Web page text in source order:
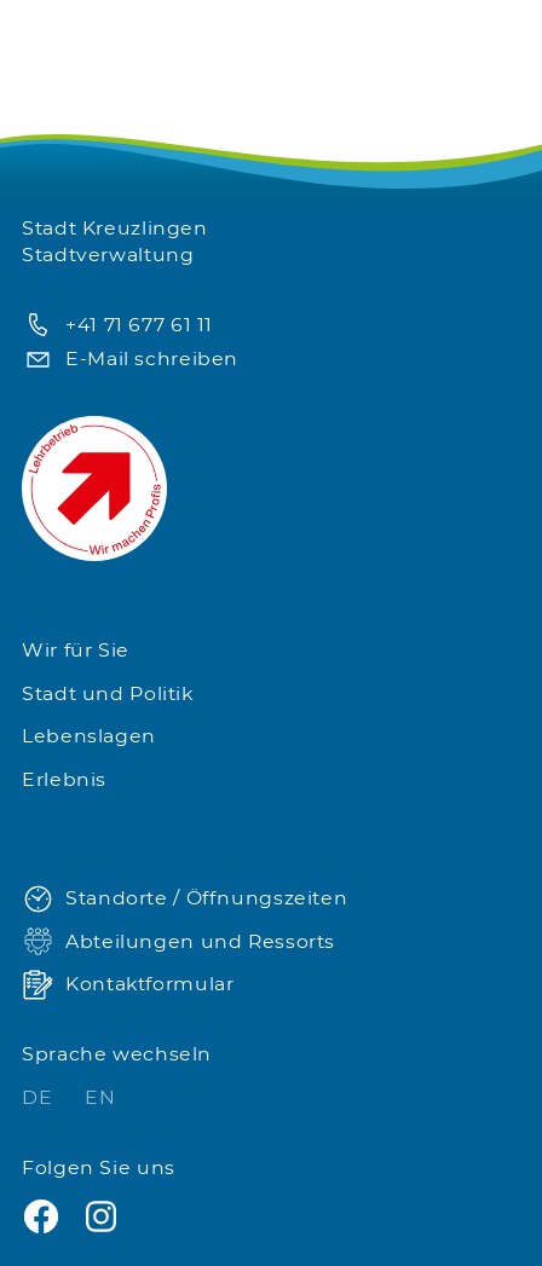
Stadt Kreuzlingen
Stadtverwaltung
+41 71 677 61 11
E-Mail schreiben
Wir für Sie
Stadt und Politik
Lebenslagen
Erlebnis
Standorte / Öffnungszeiten
Abteilungen und Ressorts
Kontaktformular
Sprache wechseln
DE
EN
Folgen Sie uns